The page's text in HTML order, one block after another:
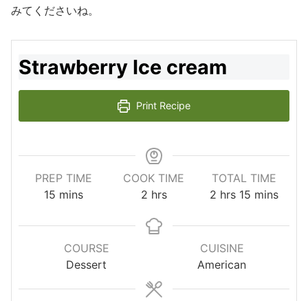
みてくださいね。
Strawberry Ice cream
Print Recipe
PREP TIME
15 mins
COOK TIME
2 hrs
TOTAL TIME
2 hrs 15 mins
COURSE
Dessert
CUISINE
American